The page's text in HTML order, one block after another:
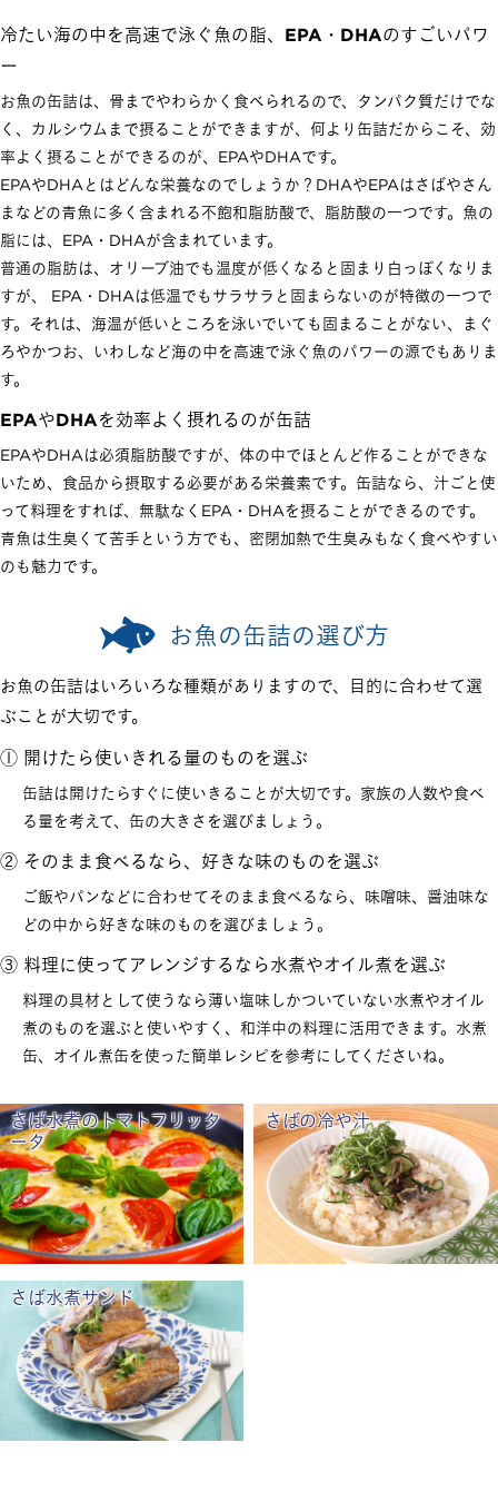
冷たい海の中を高速で泳ぐ魚の脂、EPA・DHAのすごいパワ
ー
お魚の缶詰は、骨までやわらかく食べられるので、タンパク質だけでな
く、カルシウムまで摂ることができますが、何より缶詰だからこそ、効
率よく摂ることができるのが、EPAやDHAです。
EPAやDHAとはどんな栄養なのでしょうか？DHAやEPAはさばやさん
まなどの青魚に多く含まれる不飽和脂肪酸で、脂肪酸の一つです。魚の
脂には、EPA・DHAが含まれています。
普通の脂肪は、オリーブ油でも温度が低くなると固まり白っぽくなりま
すが、 EPA・DHAは低温でもサラサラと固まらないのが特徴の一つで
す。それは、海温が低いところを泳いでいても固まることがない、まぐ
ろやかつお、いわしなど海の中を高速で泳ぐ魚のパワーの源でもありま
す。
EPAやDHAを効率よく摂れるのが缶詰
EPAやDHAは必須脂肪酸ですが、体の中でほとんど作ることができな
いため、食品から摂取する必要がある栄養素です。缶詰なら、汁ごと使
って料理をすれば、無駄なくEPA・DHAを摂ることができるのです。
青魚は生臭くて苦手という方でも、密閉加熱で生臭みもなく食べやすい
のも魅力です。
お魚の缶詰の選び方
お魚の缶詰はいろいろな種類がありますので、目的に合わせて選
ぶことが大切です。
① 開けたら使いきれる量のものを選ぶ
缶詰は開けたらすぐに使いきることが大切です。家族の人数や食べ
る量を考えて、缶の大きさを選びましょう。
② そのまま食べるなら、好きな味のものを選ぶ
ご飯やパンなどに合わせてそのまま食べるなら、味噌味、醤油味な
どの中から好きな味のものを選びましょう。
③ 料理に使ってアレンジするなら水煮やオイル煮を選ぶ
料理の具材として使うなら薄い塩味しかついていない水煮やオイル
煮のものを選ぶと使いやすく、和洋中の料理に活用できます。水煮
缶、オイル煮缶を使った簡単レシピを参考にしてくださいね。
さば水煮のトマトフリッタ
ータ
さばの冷や汁
さば水煮サンド